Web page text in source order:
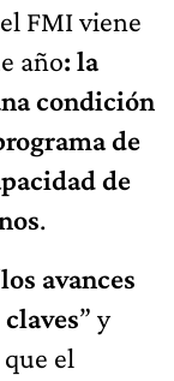
FMI viene
año: la
condición
de
de
.
los avances
” y
el